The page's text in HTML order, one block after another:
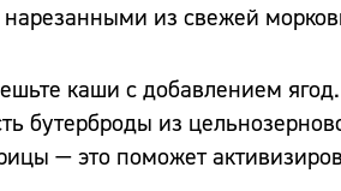
из свежей
каши с добавлением
бутерброды из
— это поможет